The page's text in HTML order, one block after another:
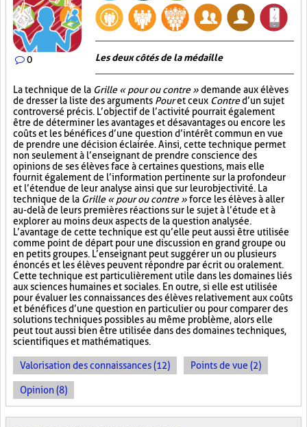
0 Les deux côtés de la médaille
La technique de la Grille « pour ou contre »demande aux élèves
de dresser la liste des arguments Pouret ceux Contred’un sujet
controversé précis. L’objectif de l’activité pourrait également
être de déterminer les avantages et désavantages ou encore les
coûts et les bénéfices d’une question d’intérêt commun en vue
de prendre une décision éclairée. Ainsi, cette technique permet
non seulement à l’enseignant de prendre conscience des
opinions de ses élèves face à certaines questions, mais elle
fournit également de l’information pertinente sur la profondeur
et l’étendue de leur analyse ainsi que sur leur objectivité. La
technique de la Grille « pour ou contre »force les élèves à aller
au-delà de leurs premières réactions sur le sujet à l’étude et à
explorer au moins deux aspects de la question analysée.
L’avantage de cette technique est qu’elle peut aussi être utilisée
comme point de départ pour une discussion en grand groupe ou
en petits groupes. L’enseignant peut suggérer un ou plusieurs
énoncés et les élèves peuvent répondre par écrit ou oralement.
Cette technique est particulièrement utile dans les domaines liés
aux sciences humaines et sociales. En outre, si elle est utilisée
pour évaluer les connaissances des élèves relativement aux coûts
et bénéfices d’une question en particulier ou pour comparer des
solutions techniques possibles au même problème, alors elle
peut tout aussi bien être utilisée dans des domaines techniques,
scientifiques et mathématiques.
Valorisation des connaissances (12) Points de vue (2)
Opinion (8)